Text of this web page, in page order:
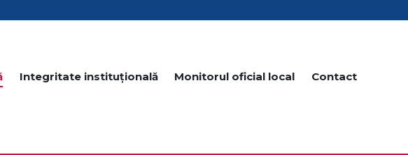
Integritate instituțională Monitorul oficial local Contact